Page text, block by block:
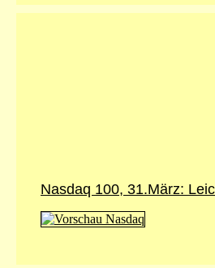
Nasdaq 100, 31.März: